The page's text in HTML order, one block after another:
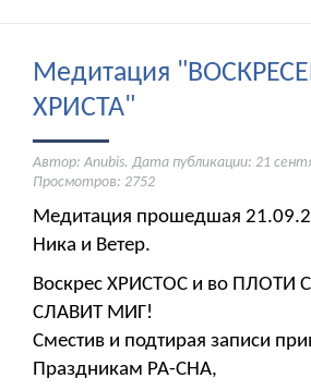
Медитация
ХРИСТА"
Автор: Anubis. Дата публикации: 21
Просмотров: 2752
Медитация прошедшая
Ника и Ветер.
Воскрес ХРИСТОС и во ПЛОТИ
СЛАВИТ МИГ!
Сместив и подтирая записи
Праздникам РА-СНА,